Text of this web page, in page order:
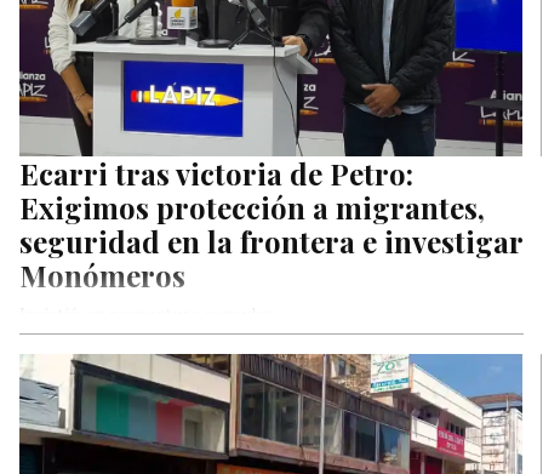
Ecarri tras victoria de Petro:
Exigimos protección a migrantes,
seguridad en la frontera e investigar
Monómeros